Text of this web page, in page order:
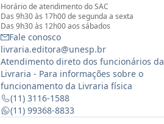
Horário de atendimento do SAC
Das 9h30 às 17h00 de segunda a sexta
Das 9h30 às 12h00 aos sábados
Fale conosco
livraria.editora@unesp.br
Atendimento direto dos funcionários da
Livraria - Para informações sobre o
funcionamento da Livraria física
(11) 3116-1588
(11) 99368-8833